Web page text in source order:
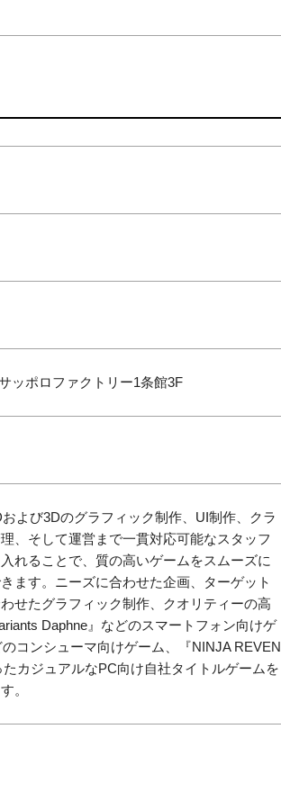
ッポロファクトリー1条館3F
よび3Dのグラフィック制作、UI制作、クラ
、そして運営まで一貫対応可能なスタッフ
れることで、質の高いゲームをスムーズに
ます。ニーズに合わせた企画、ターゲット
せたグラフィック制作、クオリティーの高
Daphne』などのスマートフォン向けゲ
コンシューマ向けゲーム、『NINJA REVEN
カジュアルなPC向け自社タイトルゲームを
。